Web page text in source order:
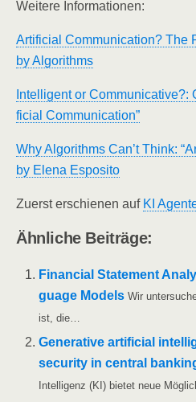
Wei­te­re Informationen:
Arti­fi­ci­al Com­mu­ni­ca­ti­on? The
by Algorithms
Intel­li­gent or Com­mu­ni­ca­ti­ve?:
fi­ci­al Communication”
Why Algo­rith­ms Can’t Think:
by Ele­na Esposito
Zuerst erschie­nen auf KI
Ähn­li­che Beiträge:
Finan­cial State­ment
guage Models Wir
ist, die…
Gene­ra­ti­ve arti­fi­ci­al
secu­ri­ty in cen­tral
Intel­li­genz (KI) bie­tet neue